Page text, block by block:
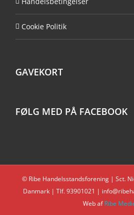
Cookie Politik
GAVEKORT
FØLG MED PÅ FACEBOOK
© Ribe Handelsstandsforening | Sct.
Danmark | Tlf. 93901021 |
Web afRibe